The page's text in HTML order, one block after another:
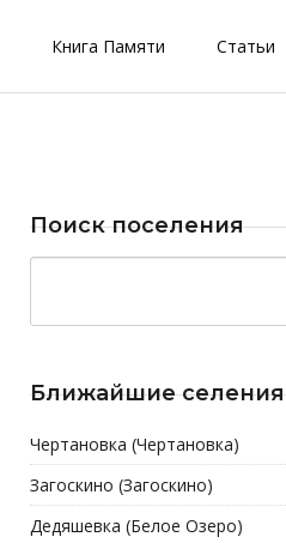
Книга Памяти Статьи
Поиск поселения
Ближайшие селения
Чертановка (Чертановка)
Загоскино (Загоскино)
Дедяшевка (Белое Озеро)